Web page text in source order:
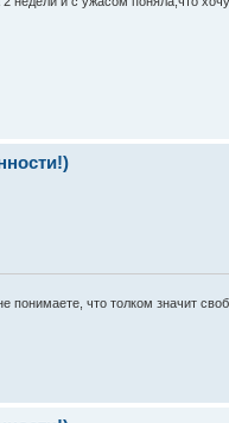
понимаете, что толком значит